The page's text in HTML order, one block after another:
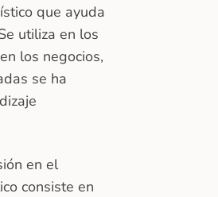
que ayuda
utiliza en los
los negocios,
se ha
en el
consiste en